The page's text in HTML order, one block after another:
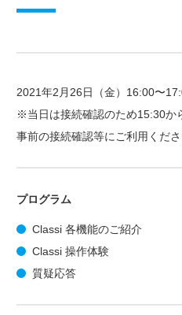
2021年2月26日（金）16:00〜
※当日は接続確認のため15:30か
事前の接続確認等にご利用くださ
プログラム
Classi 各機能のご紹介
Classi 操作体験
質疑応答